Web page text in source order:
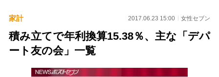
家計 2017.06.23 15:00 女性セブン
積み立てで年利換算15.38％、主な「デパ
ート友の会」一覧